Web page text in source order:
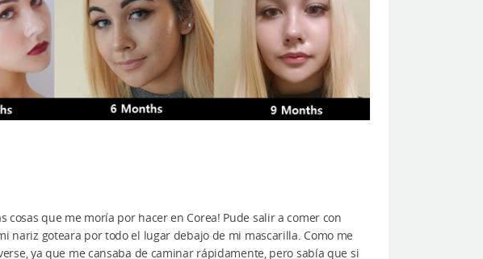
cosas que me moría por hacer en Corea! Pude salir a comer con
nariz goteara por todo el lugar debajo de mi mascarilla. Como me
ya que me cansaba de caminar rápidamente, pero sabía que si